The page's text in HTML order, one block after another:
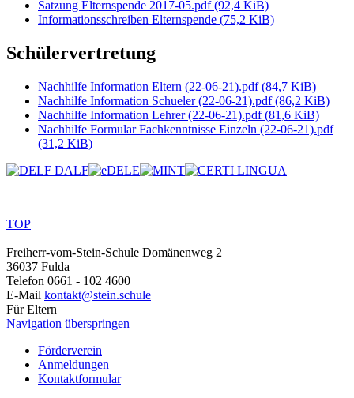
Satzung Elternspende 2017-05.pdf(92,4 KiB)
Informationsschreiben Elternspende (75,2 KiB)
Schülervertretung
Nachhilfe Information Eltern (22-06-21).pdf(84,7 KiB)
Nachhilfe Information Schueler (22-06-21).pdf(86,2 KiB)
Nachhilfe Information Lehrer (22-06-21).pdf(81,6 KiB)
Nachhilfe Formular Fachkenntnisse Einzeln (22-06-21).pdf
(31,2 KiB)
TOP
Freiherr-vom-Stein-Schule Domänenweg 2
36037 Fulda
Telefon 0661 - 102 4600
E-Mail kontakt@stein.schule
Für Eltern
Navigation überspringen
Förderverein
Anmeldungen
Kontaktformular